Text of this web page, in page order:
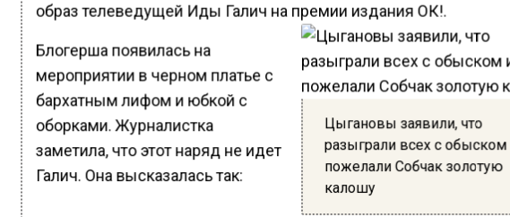
образ телеведущей Иды Галич на премии издания ОК!.
Цыгановы заявили, что
разыграли всех с обыском
пожелали Собчак золотую
калошу
Блогерша появилась на
мероприятии в черном платье с
бархатным лифом и юбкой с
оборками. Журналистка
заметила, что этот наряд не идет
Галич. Она высказалась так: